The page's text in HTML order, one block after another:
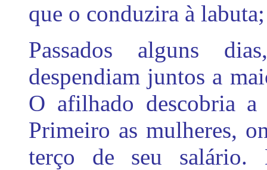
que o conduzira à
Passados alguns
despendiam juntos a
O afilhado descobria
Primeiro as mulheres,
terço de seu salário.